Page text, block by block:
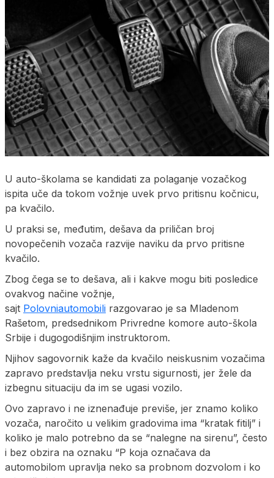
U auto-školama se kandidati za polaganje vozačkog
ispita uče da tokom vožnje uvek prvo pritisnu kočnicu,
pa kvačilo.
U praksi se, međutim, dešava da priličan broj
novopečenih vozača razvije naviku da prvo pritisne
kvačilo.
Zbog čega se to dešava, ali i kakve mogu biti posledice
ovakvog načine vožnje,
sajt Polovniautomobili razgovarao je sa Mladenom
Rašetom, predsednikom Privredne komore auto-škola
Srbije i dugogodišnjim instruktorom.
Njihov sagovornik kaže da kvačilo neiskusnim vozačima
zapravo predstavlja neku vrstu sigurnosti, jer žele da
izbegnu situaciju da im se ugasi vozilo.
Ovo zapravo i ne iznenađuje previše, jer znamo koliko
vozača, naročito u velikim gradovima ima “kratak fitilj” i
koliko je malo potrebno da se “nalegne na sirenu”, često
i bez obzira na oznaku “P koja označava da
automobilom upravlja neko sa probnom dozvolom i ko